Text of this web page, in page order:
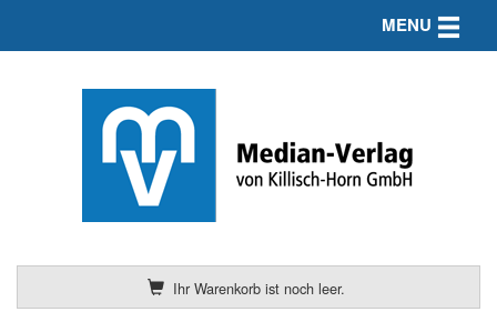
Ihr Warenkorb ist noch leer.
MENU Toggle